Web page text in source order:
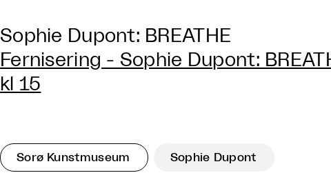
Sophie Dupont: BREATHE
Fernisering - Sophie Dupont:
kl 15
Sorø Kunstmuseum Sophie Dupont